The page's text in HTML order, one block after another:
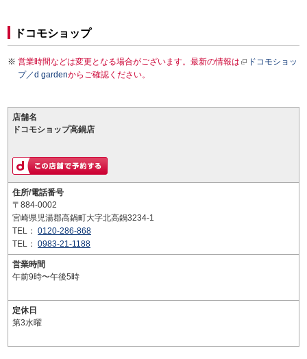
ドコモショップ
営業時間などは変更となる場合がございます。最新の情報は
ドコモショッ
プ／d gardenからご確認ください。
店舗名
ドコモショップ高鍋店
住所/電話番号
〒884-0002
宮崎県児湯郡高鍋町大字北高鍋3234-1
TEL： 0120-286-868
TEL： 0983-21-1188
営業時間
午前9時〜午後5時
定休日
第3水曜